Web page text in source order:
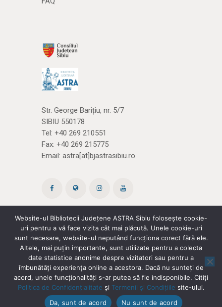
Str. George Barițiu, nr. 5/7
SIBIU 550178
Tel: +40 269 210551
Fax: +40 269 215775
Email: astra[at]bjastrasibiu.ro
Site creat de ROPARDO(și noi cărțile)
Politica de confidențialitate|Termeni și
condiții
Copyright © 2026 Biblioteca Județeană
Website-ul Bibliotecii Județene ASTRA Sibiu folosește cookie-
uri pentru a vă face vizita cât mai plăcută. Unele cookie-uri
sunt necesare, website-ul neputând funcționa corect fără ele.
Altele, mai puțin importante, sunt utilizate pentru a colecta
date statistice anonime despre vizitatori sau pentru a
îmbunătăți experiența online a acestora. Dacă nu sunteți de
acord, unele funcționalități s-ar putea să fie indisponibile. Citiți
Politica de Confidențialitate și Termenii și Condițiile site-ului.
Da, sunt de acord
Nu sunt de acord